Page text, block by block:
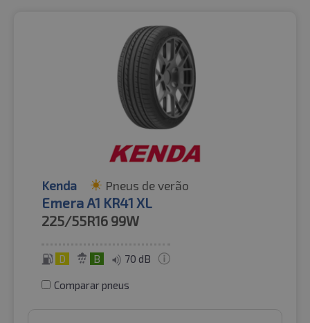
Kenda Pneus de verão
Emera A1 KR41 XL
225/55R16 99W
D B 70 dB
Comparar pneus